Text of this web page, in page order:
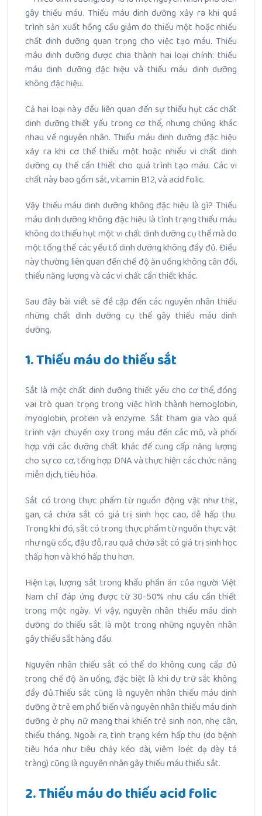
gây thiếu máu. Thiếu máu dinh dưỡng xảy ra khi quá
trình sản xuất hồng cầu giảm do thiếu một hoặc nhiều
chất dinh dưỡng quan trọng cho việc tạo máu. Thiếu
máu dinh dưỡng được chia thành hai loại chính: thiếu
máu dinh dưỡng đặc hiệu và thiếu máu dinh dưỡng
không đặc hiệu.
Cả hai loại này đều liên quan đến sự thiếu hụt các chất
dinh dưỡng thiết yếu trong cơ thể, nhưng chúng khác
nhau về nguyên nhân. Thiếu máu dinh dưỡng đặc hiệu
xảy ra khi cơ thể thiếu một hoặc nhiều vi chất dinh
dưỡng cụ thể cần thiết cho quá trình tạo máu. Các vi
chất này bao gồm sắt, vitamin B12, và acid folic.
Vậy thiếu máu dinh dưỡng không đặc hiệu là gì? Thiếu
máu dinh dưỡng không đặc hiệu là tình trạng thiếu máu
không do thiếu hụt một vi chất dinh dưỡng cụ thể mà do
một tổng thể các yếu tố dinh dưỡng không đầy đủ. Điều
này thường liên quan đến chế độ ăn uống không cân đối,
thiếu năng lượng và các vi chất cần thiết khác.
Sau đây bài viết sẽ đề cập đến các nguyên nhân thiếu
những chất dinh dưỡng cụ thể gây thiếu máu dinh
dưỡng.
1. Thiếu máu do thiếu sắt
Sắt là một chất dinh dưỡng thiết yếu cho cơ thể, đóng
vai trò quan trọng trong việc hình thành hemoglobin,
myoglobin, protein và enzyme. Sắt tham gia vào quá
trình vận chuyển oxy trong máu đến các mô, và phối
hợp với các dưỡng chất khác để cung cấp năng lượng
cho sự co cơ, tổng hợp DNA và thực hiện các chức năng
miễn dịch, tiêu hóa.
Sắt có trong thực phẩm từ nguồn động vật như thịt,
gan, cá chứa sắt có giá trị sinh học cao, dễ hấp thu.
Trong khi đó, sắt có trong thực phẩm từ nguồn thực vật
như ngũ cốc, đậu đỗ, rau quả chứa sắt có giá trị sinh học
thấp hơn và khó hấp thu hơn.
Hiện tại, lượng sắt trong khẩu phần ăn của người Việt
Nam chỉ đáp ứng được từ 30-50% nhu cầu cần thiết
trong một ngày. Vì vậy, nguyên nhân thiếu máu dinh
dưỡng do thiếu sắt là một trong những nguyên nhân
gây thiếu sắt hàng đầu.
Nguyên nhân thiếu sắt có thể do không cung cấp đủ
trong chế độ ăn uống, đặc biệt là khi dự trữ sắt không
đầy đủ.Thiếu sắt cũng là nguyên nhân thiếu máu dinh
dưỡng ở trẻ em phổ biến và nguyên nhân thiếu máu dinh
dưỡng ở phụ nữ mang thai khiến trẻ sinh non, nhẹ cân,
thiếu tháng. Ngoài ra, tình trạng kém hấp thu (do bệnh
tiêu hóa như tiêu chảy kéo dài, viêm loét dạ dày tá
tràng) cũng là nguyên nhân gây thiếu máu thiếu sắt.
2. Thiếu máu do thiếu acid folic